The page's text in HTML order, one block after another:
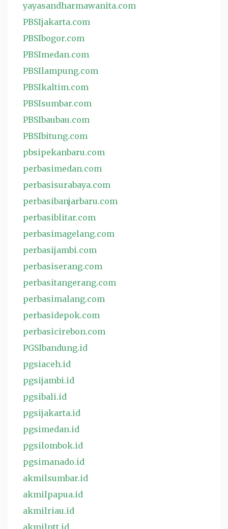
yayasandharmawanita.com
PBSIjakarta.com
PBSIbogor.com
PBSImedan.com
PBSIlampung.com
PBSIkaltim.com
PBSIsumbar.com
PBSIbaubau.com
PBSIbitung.com
pbsipekanbaru.com
perbasimedan.com
perbasisurabaya.com
perbasibanjarbaru.com
perbasiblitar.com
perbasimagelang.com
perbasijambi.com
perbasiserang.com
perbasitangerang.com
perbasimalang.com
perbasidepok.com
perbasicirebon.com
PGSIbandung.id
pgsiaceh.id
pgsijambi.id
pgsibali.id
pgsijakarta.id
pgsimedan.id
pgsilombok.id
pgsimanado.id
akmilsumbar.id
akmilpapua.id
akmilriau.id
akmilntt.id